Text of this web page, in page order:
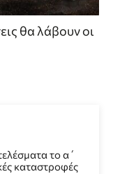
θα λάβουν οι
το α΄
καταστροφές